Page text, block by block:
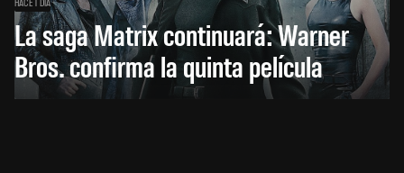
La saga Matrix continuará: Warner
Bros. confirma la quinta película